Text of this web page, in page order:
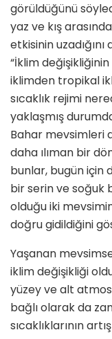
görüldüğünü
yaz ve kış
etkisinin
“İklim
iklimden tropikal
sıcaklık rejimi
yaklaşmış
Bahar mevsimleri
daha ılıman bir
bunlar, bugün için
bir serin ve soğuk
olduğu iki
doğru gidildiğini
Yaşanan
iklim değişikliği
yüzey ve alt
bağlı olarak da
sıcaklıklarının